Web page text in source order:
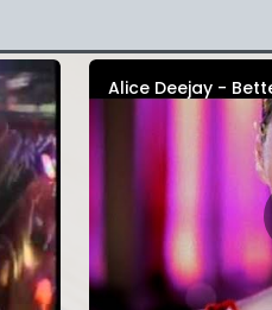
Alice Deejay -